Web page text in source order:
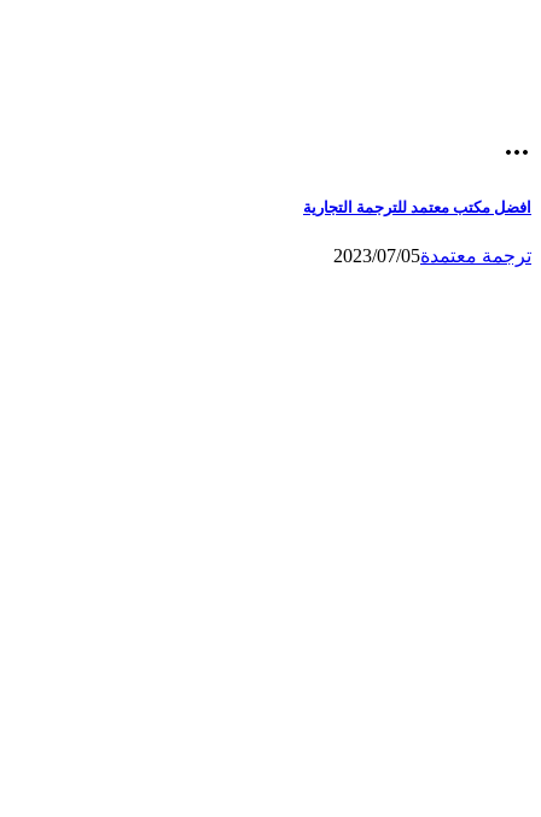
افضل مكتب معتمد للترجمة التجارية
ترجمة معتمدة2023/07/05